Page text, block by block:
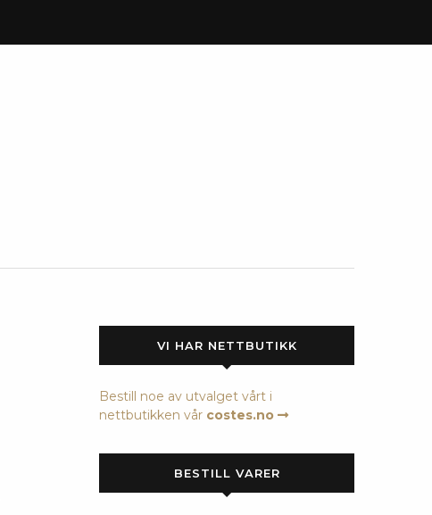
VI HAR NETTBUTIKK
Bestill noe av utvalget vårt i
nettbutikken vår costes.no
BESTILL VARER